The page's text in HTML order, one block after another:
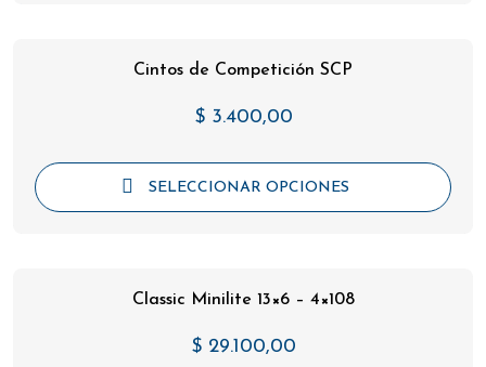
Cintos de Competición SCP
$3.400,00
SELECCIONAR OPCIONES
Classic Minilite 13×6 – 4×108
$29.100,00